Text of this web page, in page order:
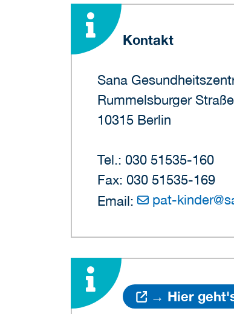
Kontakt
Sana
Rummelsburger
10315 Berlin
Tel.: 030 51535-160
Fax: 030 51535-169
Email:
pat-kinder@
→ Hier